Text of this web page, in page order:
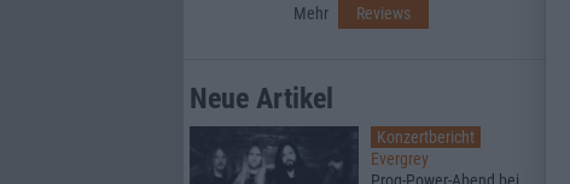
Mehr Reviews
Neue Artikel
Konzertbericht
Evergrey